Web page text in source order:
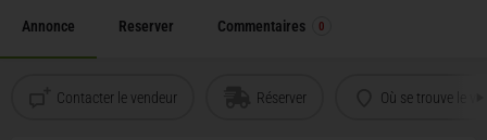
Annonce Reserver Commentaires 0
Contacter le vendeur Réserver Où se trouve le